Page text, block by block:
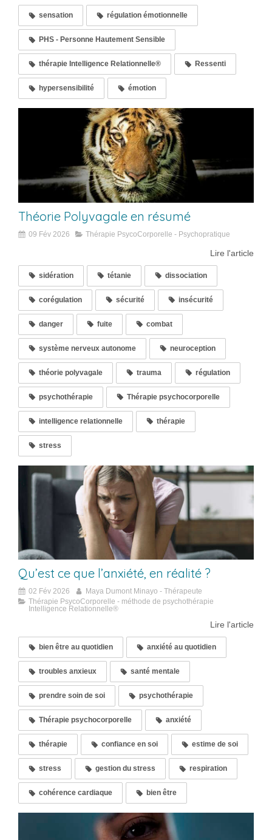
sensation régulation émotionnelle
PHS - Personne Hautement Sensible
thérapie Intelligence Relationnelle® Ressenti
hypersensibilité émotion
Théorie Polyvagale en résumé
09 Fév 2026 Thérapie PsycoCorporelle - Psychopratique
Lire l'article
sidération tétanie dissociation
corégulation sécurité insécurité
danger fuite combat
système nerveux autonome neuroception
théorie polyvagale trauma régulation
psychothérapie Thérapie psychocorporelle
intelligence relationnelle thérapie
stress
Qu’est ce que l’anxiété, en réalité ?
02 Fév 2026
Maya Dumont Minayo - Thérapeute
Thérapie PsycoCorporelle - méthode de psychothérapie
Intelligence Relationnelle®
Lire l'article
bien être au quotidien anxiété au quotidien
troubles anxieux santé mentale
prendre soin de soi psychothérapie
Thérapie psychocorporelle anxiété
thérapie confiance en soi estime de soi
stress gestion du stress respiration
cohérence cardiaque bien être